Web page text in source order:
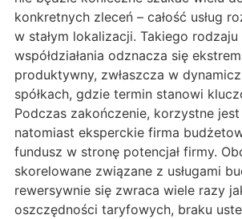
konkretnych zleceń – całość usług
w stałym lokalizacji. Takiego
współdziałania odznacza się
produktywny, zwłaszcza w
spółkach, gdzie termin stanowi
Podczas zakończenie, korzystne
natomiast eksperckie firma
fundusz w stronę potencjał firmy.
skorelowane związane z usługami
rewersywnie się zwraca wiele razy
oszczędności taryfowych, braku